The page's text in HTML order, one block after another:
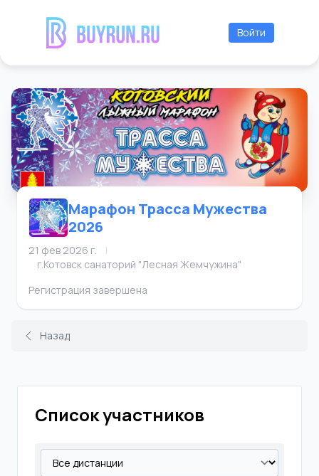
Войти
Марафон Трасса Мужества
2026
21 фев 2026 г.
|
г.Котовск санаторий "Лесная Жемчужина"
Регистрация завершена
Назад
Список участников